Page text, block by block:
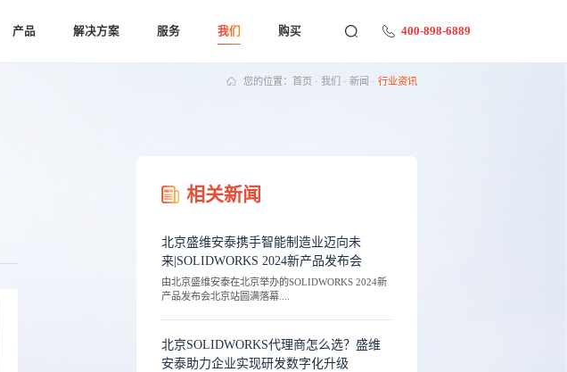
产品 解决方案 服务 我们 购买 400-898-6889
您的位置： 首页 · 我们 · 新闻 · 行业资讯
相关新闻
北京盛维安泰携手智能制造业迈向未
来|SOLIDWORKS 2024新产品发布会
由北京盛维安泰在北京举办的SOLIDWORKS 2024新
产品发布会北京站圆满落幕....
北京SOLIDWORKS代理商怎么选？盛维
安泰助力企业实现研发数字化升级